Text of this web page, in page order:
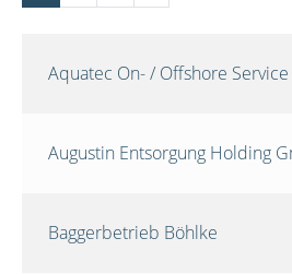
Aquatec On- / Offshore
Augustin Entsorgung Holding
Baggerbetrieb Böhlke